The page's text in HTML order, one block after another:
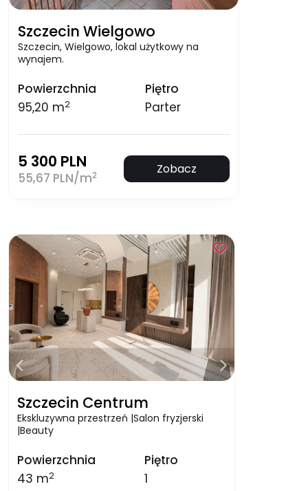
Szczecin Wielgowo
Szczecin, Wielgowo, lokal użytkowy na
wynajem.
Powierzchnia
95,20 m2
Piętro
Parter
5 300 PLN
55,67 PLN/m2 Zobacz
Szczecin Centrum
Ekskluzywna przestrzeń |Salon fryzjerski
|Beauty
Powierzchnia
43 m2
Piętro
1